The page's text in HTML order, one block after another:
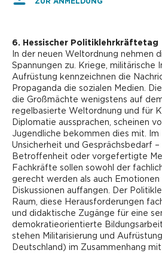
6. Hessischer Politiklehrkräftetag
In der neuen Weltordnung nehmen
Spannungen zu. Kriege, militärische
Aufrüstung kennzeichnen die
Propaganda die sozialen Medien.
die Großmächte wenigstens auf
regelbasierte Weltordnung und für
Diplomatie aussprachen, scheinen
Jugendliche bekommen dies mit.
Unsicherheit und Gesprächsbedarf
Betroffenheit oder vorgefertigte
Fachkräfte sollen sowohl der
gerecht werden als auch
Diskussionen auffangen. Der
Raum, diese Herausforderungen
und didaktische Zugänge für eine
demokratieorientierte
stehen Militarisierung und
Deutschland) im Zusammenhang